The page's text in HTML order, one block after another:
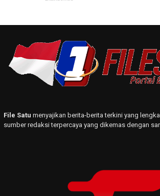
File Satu menyajikan berita-berita terkini yang
sumber redaksi terpercaya yang dikemas dengan